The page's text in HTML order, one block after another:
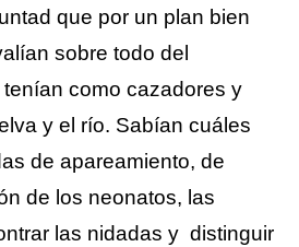
que por un plan bien
sobre todo del
como cazadores y
y el río. Sabían cuáles
de apareamiento, de
de los neonatos, las
las nidadas y  distinguir